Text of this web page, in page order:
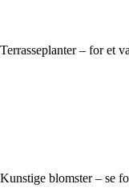
Terrasseplanter – for et
Kunstige blomster – se